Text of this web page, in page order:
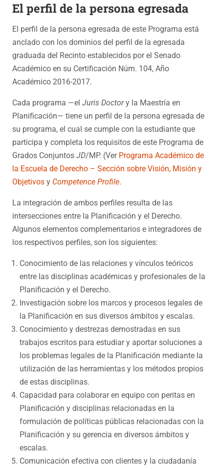
El perfil de la persona egresada
El perfil de la persona egresada de este Programa está
anclado con los dominios del perfil de la egresada
graduada del Recinto establecidos por el Senado
Académico en su Certificación Núm. 104, Año
Académico 2016-2017.
Cada programa —el Juris Doctory la Maestría en
Planificación— tiene un perfil de la persona egresada de
su programa, el cual se cumple con la estudiante que
participa y completa los requisitos de este Programa de
Grados Conjuntos JD/MP. (Ver Programa Académico de
la Escuela de Derecho – Sección sobre Visión, Misión y
Objetivos y Competence Profile.
La integración de ambos perfiles resulta de las
intersecciones entre la Planificación y el Derecho.
Algunos elementos complementarios e integradores de
los respectivos perfiles, son los siguientes:
Conocimiento de las relaciones y vínculos teóricos
entre las disciplinas académicas y profesionales de la
Planificación y el Derecho.
Investigación sobre los marcos y procesos legales de
la Planificación en sus diversos ámbitos y escalas.
Conocimiento y destrezas demostradas en sus
trabajos escritos para estudiar y aportar soluciones a
los problemas legales de la Planificación mediante la
utilización de las herramientas y los métodos propios
de estas disciplinas.
Capacidad para colaborar en equipo con peritas en
Planificación y disciplinas relacionadas en la
formulación de políticas públicas relacionadas con la
Planificación y su gerencia en diversos ámbitos y
escalas.
Comunicación efectiva con clientes y la ciudadanía